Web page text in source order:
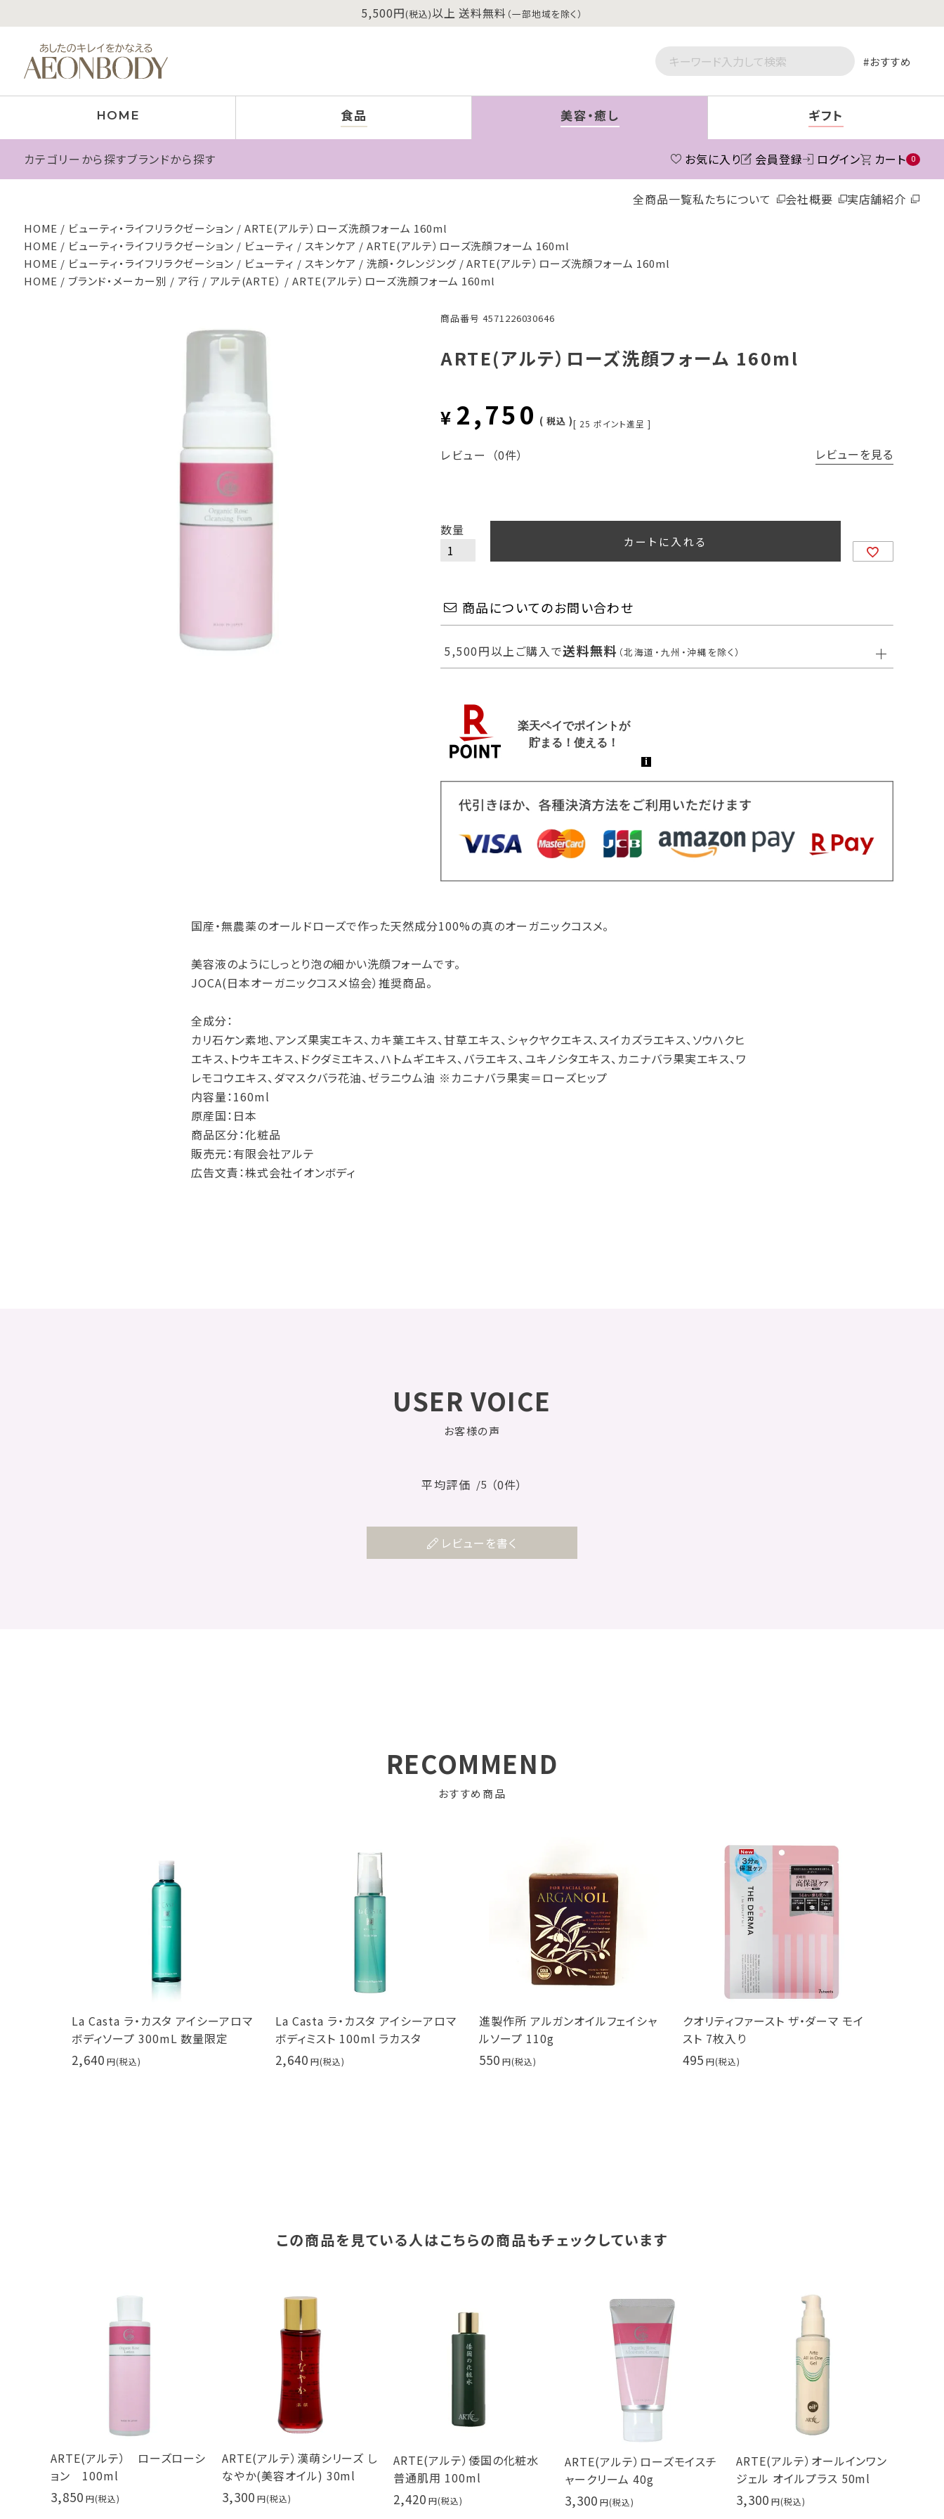
5,500円(税込)以上 送料無料 （一部地域を除く）
おすすめ
HOME 食品 美容・癒し ギフト
カテゴリーから探すブランドから探す お気に入り 会員登録 ログイン カート 0
全商品一覧私たちについて 会社概要 実店舗紹介
HOME ビューティ・ライフリラクゼーション
ARTE(アルテ）ローズ洗顔フォーム 160ml
HOME
ビューティ・ライフリラクゼーション ビューティ スキンケア
ARTE(アルテ）ローズ洗顔フォーム 160ml
HOME
ビューティ・ライフリラクゼーション ビューティ スキンケア 洗顔・クレンジング
ARTE(アルテ）ローズ洗顔フォーム 160ml
HOME
ブランド・メーカー別 ア行 アルテ(ARTE） ARTE(アルテ）ローズ洗顔フォーム 160ml
商品番号 4571226030646
ARTE(アルテ）ローズ洗顔フォーム 160ml
¥ 2,750 税込 [ 25 ポイント進呈 ]
レビュー （0件） レビューを見る
カートに入れる
商品についてのお問い合わせ
5,500円以上ご購入で送料無料 （北海道・九州・沖縄を除く）
国産・無農薬のオールドローズで作った天然成分100%の真のオーガニックコスメ。
美容液のようにしっとり泡の細かい洗顔フォームです。
JOCA(日本オーガニックコスメ協会）推奨商品。
全成分：
カリ石ケン素地、アンズ果実エキス、カキ葉エキス、甘草エキス、シャクヤクエキス、スイカズラエキス、ソウハクヒ
エキス、トウキエキス、ドクダミエキス、ハトムギエキス、バラエキス、ユキノシタエキス、カニナバラ果実エキス、ワ
レモコウエキス、ダマスクバラ花油、ゼラニウム油 ※カニナバラ果実＝ローズヒップ
内容量：160ml
原産国：日本
商品区分：化粧品
販売元：有限会社アルテ
広告文責：株式会社イオンボディ
USER VOICE
お客様の声
平均評価 /5 （0件）
レビューを書く
RECOMMEND
おすすめ商品
La Casta ラ・カスタ アイシーアロマ
ボディソープ 300mL 数量限定
2,640
La Casta ラ・カスタ アイシーアロマ
ボディミスト 100ml ラカスタ
2,640
進製作所 アルガンオイルフェイシャ
ルソープ 110g
550
クオリティファースト ザ・ダーマ モイ
スト 7枚入り
495
この商品を見ている人はこちらの商品もチェックしています
ARTE(アルテ） ローズローシ
ョン 100ml
3,850
ARTE(アルテ）漢萌シリーズ し
なやか(美容オイル) 30ml
3,300
ARTE(アルテ）倭国の化粧水
普通肌用 100ml
2,420
ARTE(アルテ）ローズモイスチ
ャークリーム 40g
3,300
ARTE(アルテ）オールインワン
ジェル オイルプラス 50ml
3,300